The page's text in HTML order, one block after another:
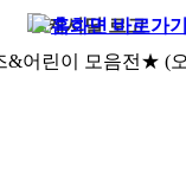
&어린이 모음전★ (